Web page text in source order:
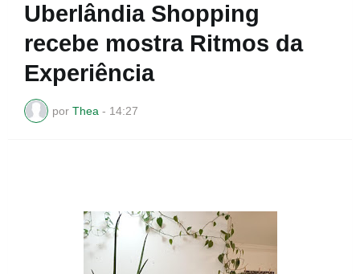
Uberlândia Shopping
recebe mostra Ritmos da
Experiência
por Thea - 14:27